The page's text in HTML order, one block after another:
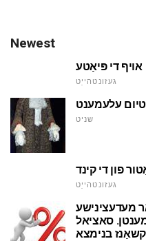
Newest
געזונטהייַט
עלעמענט
שניט
געזונטהייַט
מעדעצינישע
סאציאל